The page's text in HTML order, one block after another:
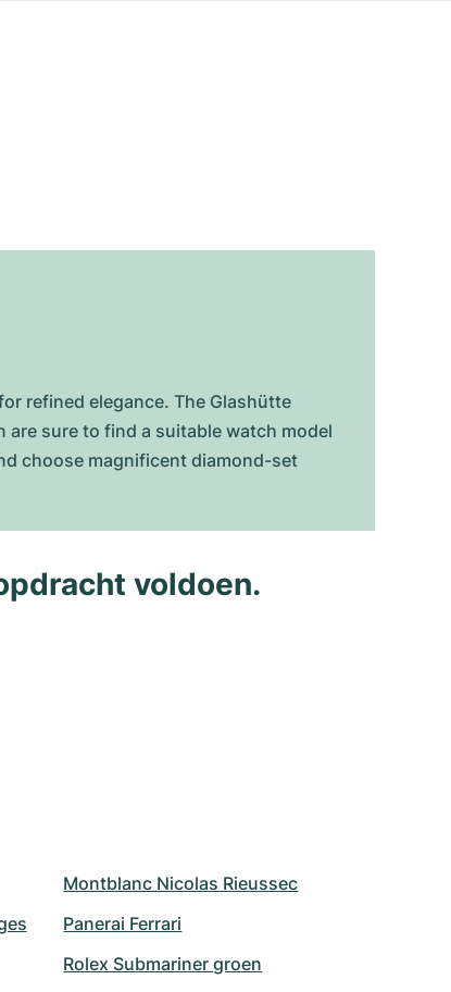
refined elegance. The Glashütte
are sure to find a suitable watch model
choose magnificent diamond-set
voldoen.
Montblanc Nicolas Rieussec
Panerai Ferrari
Rolex Submariner groen